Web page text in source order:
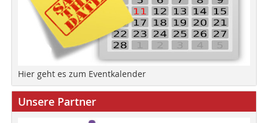
Hier geht es zum Eventkalender
Unsere Partner